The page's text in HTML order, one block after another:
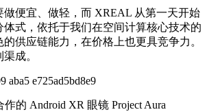
做便宜、做轻，而 XREAL 从第一天开始
式，依托于我们在空间计算核心技术的
供应链能力，在价格上也更具竞争力。
成。
的 Android XR 眼镜 Project Aura